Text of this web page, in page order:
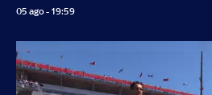
05 ago - 19:59